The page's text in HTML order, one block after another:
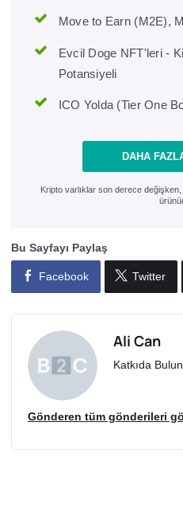
Move to Earn (M2E),
Evcil Doge NFT'leri -
Potansiyeli
ICO Yolda (Tier One
DAHA
Kripto varlıklar son derece
Bu Sayfayı Paylaş
Facebook Twitter
Ali Can
Katkıda
Gönderen tüm gönderileri